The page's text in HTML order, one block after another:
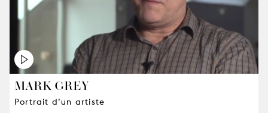
MARK GREY
Portrait d’un artiste